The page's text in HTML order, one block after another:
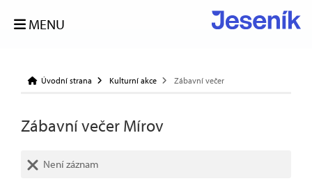
MENU
Úvodní strana Kulturní akce Zábavní večer
Zábavní večer Mírov
Není záznam